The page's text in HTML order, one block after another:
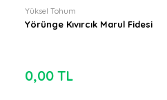
Yüksel Tohum
Yörünge Kıvırcık Marul Fidesi
0,00 TL